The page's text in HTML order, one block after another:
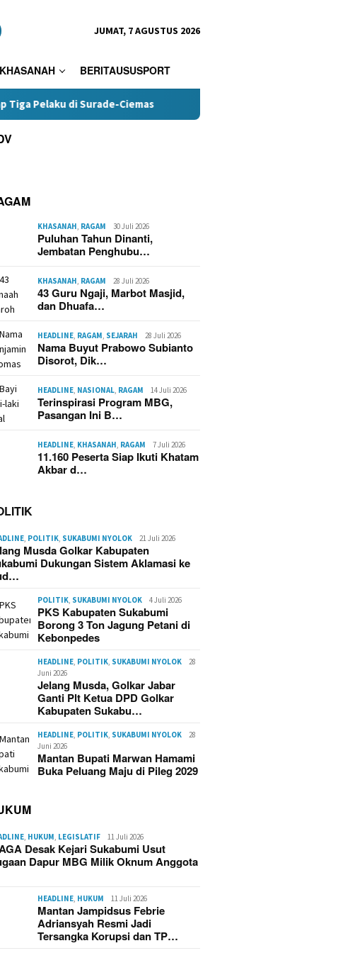
JUMAT, 7 AGUSTUS 2026
KHASANAH BERITAUSUSPORT
di Surade-Ciemas Terungkap, Kades Tamanjaya Diduga
Kampung Adat
Sukabumi
Capai Rp2,5 Miliar
Korsleting Listrik Diduga
Sukabumi, 70 Rumah dan
Imah Gede Ludes
KHASANAH, RAGAM 30 Juli 2026
Puluhan Tahun Dinanti,
Jembatan Penghubu…
KHASANAH, RAGAM 28 Juli 2026
43 Guru Ngaji, Marbot Masjid,
dan Dhuafa…
HEADLINE, RAGAM, SEJARAH 28 Juli 2026
Nama Buyut Prabowo Subianto
Disorot, Dik…
HEADLINE, NASIONAL, RAGAM 14 Juli 2026
Terinspirasi Program MBG,
Pasangan Ini B…
HEADLINE, KHASANAH, RAGAM 7 Juli 2026
11.160 Peserta Siap Ikuti Khatam
Akbar d…
, POLITIK, SUKABUMI NYOLOK 21 Juli 2026
Musda Golkar Kabupaten
Dukungan Sistem Aklamasi ke
POLITIK, SUKABUMI NYOLOK 4 Juli 2026
PKS Kabupaten Sukabumi
Borong 3 Ton Jagung Petani di
Kebonpedes
HEADLINE, POLITIK, SUKABUMI NYOLOK
28
Juni 2026
Jelang Musda, Golkar Jabar
Ganti Plt Ketua DPD Golkar
Kabupaten Sukabu…
HEADLINE, POLITIK, SUKABUMI NYOLOK
28
Juni 2026
Mantan Bupati Marwan Hamami
Buka Peluang Maju di Pileg 2029
, HUKUM, LEGISLATIF 11 Juli 2026
Desak Kejari Sukabumi Usut
Dapur MBG Milik Oknum Anggota
HEADLINE, HUKUM 11 Juli 2026
Mantan Jampidsus Febrie
Adriansyah Resmi Jadi
Tersangka Korupsi dan TP…